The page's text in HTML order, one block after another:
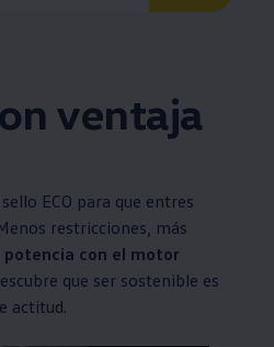
ventaja
ECO para que entres
restricciones, más
potencia con el motor
que ser sostenible es
actitud.